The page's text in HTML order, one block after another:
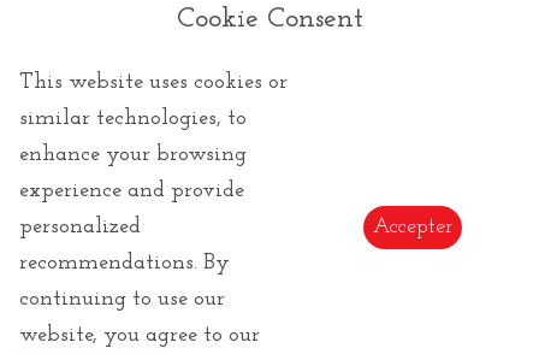
Contactez-nous
Tel :(+33) 4 94 63 18 08
Email :info@lecadeauartistique.com
Une question, un renseignement, une précision :
Cookie Consent
This website uses cookies or
similar technologies, to
enhance your browsing
experience and provide
personalized
recommendations. By
continuing to use our
website, you agree to our
Accepter